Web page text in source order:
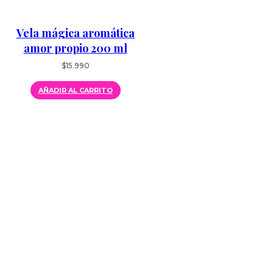
Vela mágica aromática
amor propio 200 ml
$15.990
AÑADIR AL CARRITO